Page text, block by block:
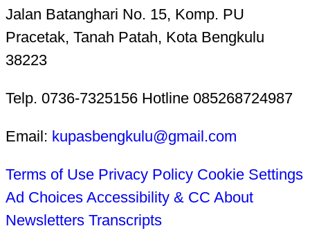
Jalan Batanghari No. 15, Komp. PU
Pracetak, Tanah Patah, Kota Bengkulu
38223
Telp. 0736-7325156 Hotline 085268724987
Email: kupasbengkulu@gmail.com
Terms of Use Privacy Policy Cookie Settings
Ad Choices Accessibility & CC About
Newsletters Transcripts